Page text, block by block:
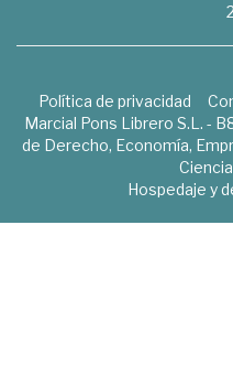
Política de privacidad
Marcial Pons Librero S.L. -
de Derecho, Economía,
Hospedaje y